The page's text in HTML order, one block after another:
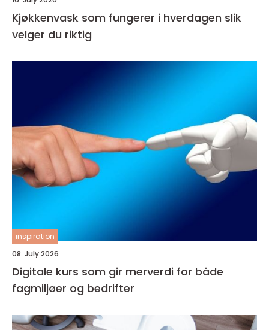
Kjøkkenvask som fungerer i hverdagen slik
velger du riktig
inspiration
08. July 2026
Digitale kurs som gir merverdi for både
fagmiljøer og bedrifter